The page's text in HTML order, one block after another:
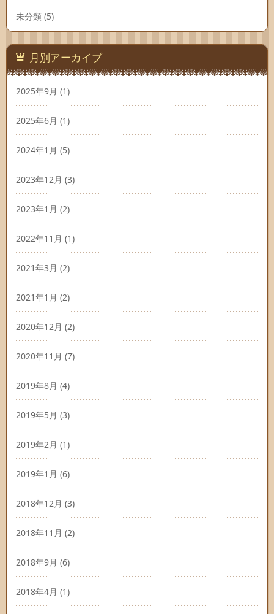
未分類 (5)
月別アーカイブ
2025年9月 (1)
2025年6月 (1)
2024年1月 (5)
2023年12月 (3)
2023年1月 (2)
2022年11月 (1)
2021年3月 (2)
2021年1月 (2)
2020年12月 (2)
2020年11月 (7)
2019年8月 (4)
2019年5月 (3)
2019年2月 (1)
2019年1月 (6)
2018年12月 (3)
2018年11月 (2)
2018年9月 (6)
2018年4月 (1)